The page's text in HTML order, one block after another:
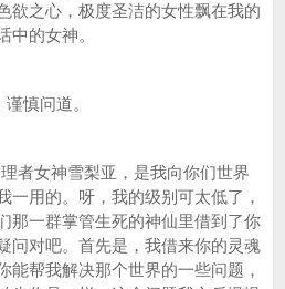
欲之心，极度圣洁的女性飘在我的
中的女神。
慎问道。
女神雪梨亚，是我向你们世界
一用的。呀，我的级别可太低了，
那一群掌管生死的神仙里借到了你
问对吧。首先是，我借来你的灵魂
能帮我解决那个世界的一些问题，